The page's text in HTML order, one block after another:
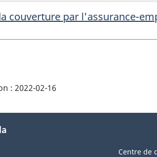
couverture par l'assurance-
: 2022-02-16
Centre de